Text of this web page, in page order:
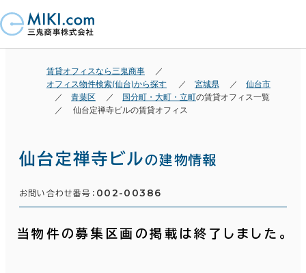
賃貸オフィスなら三鬼商事
オフィス物件検索(仙台)から探す
宮城県
仙台市
青葉区
国分町・大町・立町の賃貸オフィス一覧
仙台定禅寺ビルの賃貸オフィス
仙台定禅寺ビルの建物情報
お問い合わせ番号： 002-00386
当物件の募集区画の掲載は終了しました。